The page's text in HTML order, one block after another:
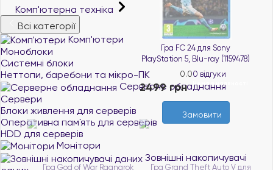
Комп'ютерна техніка
Всі категорії
Комп'ютери
Моноблоки
Системні блоки
Неттопи, баребони та мікро-ПК
Серверне обладнання
Сервери
Блоки живлення для серверів
Оперативна пам`ять для серверів
HDD для серверів
Монітори
Зовнішні накопичувачі
Гра FC 24 для Sony
PlayStation 5, Blu-ray (1159478)
0.00 відгуки
Нема в наявності
2499 грн
Замовити